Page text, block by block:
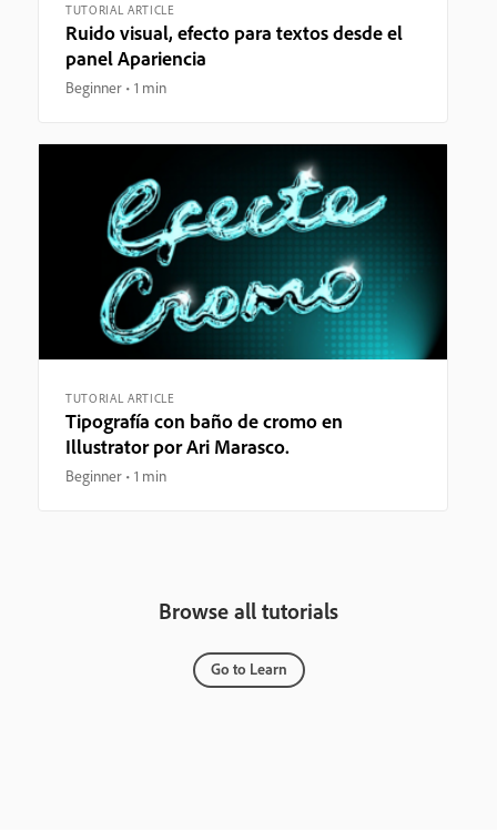
TUTORIAL ARTICLE
Ruido visual, efecto para textos desde el
panel Apariencia
Beginner 1 min
TUTORIAL ARTICLE
Tipografía con baño de cromo en
Illustrator por Ari Marasco.
Beginner 1 min
Browse all tutorials
Go to Learn